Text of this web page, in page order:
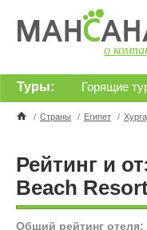
о
Горящие
Туры:
/ Страны / Египет /
Рейтинг и
Beach
Общий рейтинг отеля: